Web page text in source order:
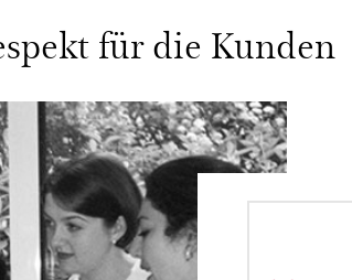
für die Kunden